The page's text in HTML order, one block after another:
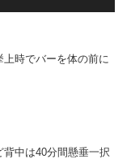
時でバーを体の前に
中は40分間懸垂一択